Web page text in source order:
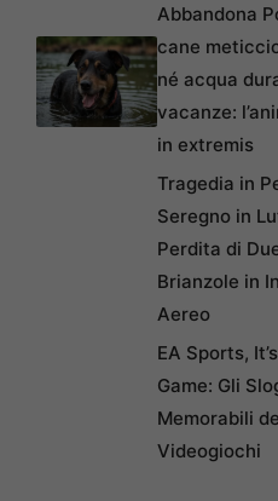
Abbandona
cane
né acqua
vacanze:
in extremis
Tragedia in
Seregno in
Perdita di
Brianzole in
Aereo
EA Sports,
Game: Gli
Memorabili
Videogiochi